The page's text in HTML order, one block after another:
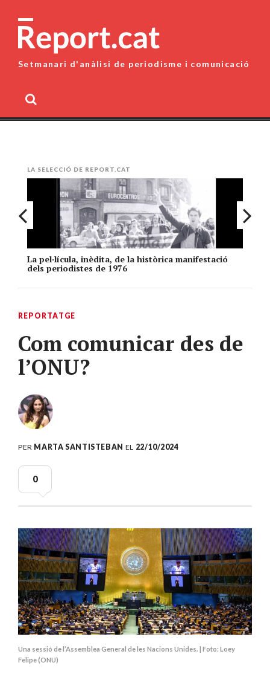
content
Setmanari d'anàlisi de periodisme i comunicació
LA SELECCIÓ DE REPORT.CAT
La pel·lícula, inèdita, de la històrica manifestació
dels periodistes de 1976
REPORTATGE
Com comunicar des de
l’ONU?
PER MARTA SANTISTEBAN EL 22/10/2024
0
Una sessió de l’Assemblea General de les Nacions Unides. | Foto: Loey
Felipe (ONU)